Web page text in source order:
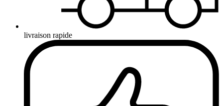
livraison rapide